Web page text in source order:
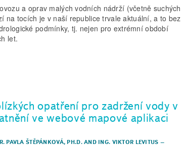
a oprav malých vodních nádrží (včetně suchých
na tocích je v naší republice trvale aktuální, a to bez
podmínky, tj. nejen pro extrémní období
let.
opatření pro zadržení vody v
ve webové mapové aplikaci
PAVLA ŠTĚPÁNKOVÁ, PH.D.AND ING. VIKTOR LEVITUS –